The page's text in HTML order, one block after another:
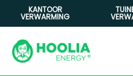
inhoud
KANTOOR
VERWARMING